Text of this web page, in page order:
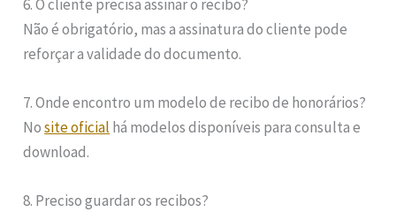
6. O cliente precisa assinar o recibo?
Não é obrigatório, mas a assinatura do cliente pode
reforçar a validade do documento.
7. Onde encontro um modelo de recibo de honorários?
Nosite oficial há modelos disponíveis para consulta e
download.
8. Preciso guardar os recibos?